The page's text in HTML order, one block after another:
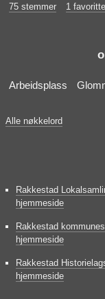
75 stemmer 1
Arbeidsplass
Alle nøkkelord
Rakkestad
hjemmeside
Rakkestad kommunes
hjemmeside
Rakkestad
hjemmeside